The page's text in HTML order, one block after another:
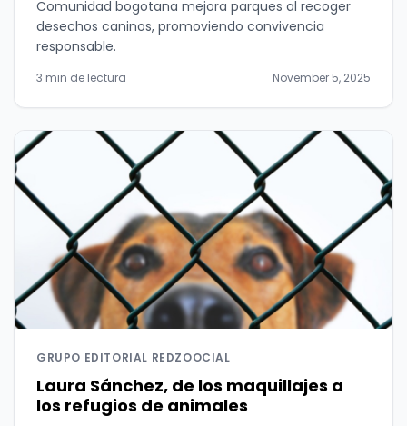
Comunidad bogotana mejora parques al recoger
desechos caninos, promoviendo convivencia
responsable.
3 min de lectura November 5, 2025
GRUPO EDITORIAL REDZOOCIAL
Laura Sánchez, de los maquillajes a
los refugios de animales